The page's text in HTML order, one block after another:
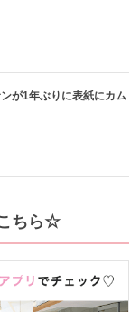
が1年ぶりに表紙にカム
ちら☆